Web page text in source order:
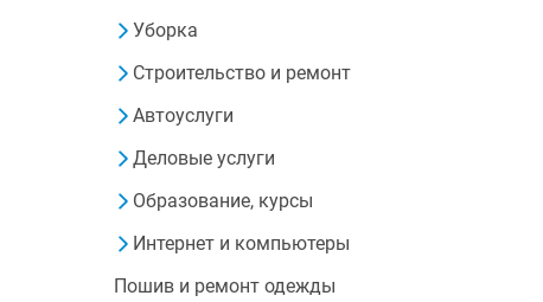
Уборка
Строительство и ремонт
Автоуслуги
Деловые услуги
Образование, курсы
Интернет и компьютеры
Пошив и ремонт одежды